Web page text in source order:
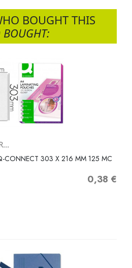
BOUGHT THIS
BOUGHT:
CONNECT 303 X 216 MM 125 MC
Precio
0,38 €